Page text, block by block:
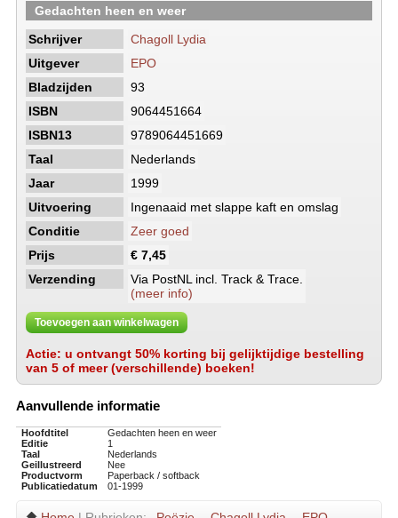
Gedachten heen en weer
Schrijver
Chagoll Lydia
Uitgever
EPO
Bladzijden
93
ISBN
9064451664
ISBN13
9789064451669
Taal
Nederlands
Jaar
1999
Uitvoering
Ingenaaid met slappe kaft en omslag
Conditie
Zeer goed
Prijs
€ 7,45
Verzending
Via PostNL incl. Track & Trace.
(meer info)
Toevoegen aan winkelwagen
Actie: u ontvangt 50% korting bij gelijktijdige bestelling
van 5 of meer (verschillende) boeken!
Aanvullende informatie
Hoofdtitel
Gedachten heen en weer
Editie
1
Taal
Nederlands
Geillustreerd
Nee
Productvorm
Paperback / softback
Publicatiedatum
01-1999